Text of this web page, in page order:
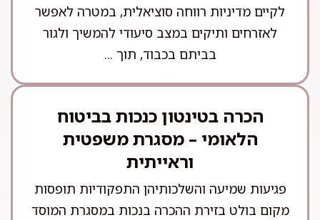
לקיים מדיניות רווחה סוציאלית, במטרה לאפשר
לאזרחים ותיקים במצב סיעודי להמשיך ולגור
בביתם בכבוד, תוך ...
הכרה בטינטון כנכות בביטוח
הלאומי – מסגרת משפטית
וראייתית
פגיעות שמיעה והשלכותיהן התפקודיות תופסות
מקום בולט בזירת ההכרה בנכות במסגרת המוסד